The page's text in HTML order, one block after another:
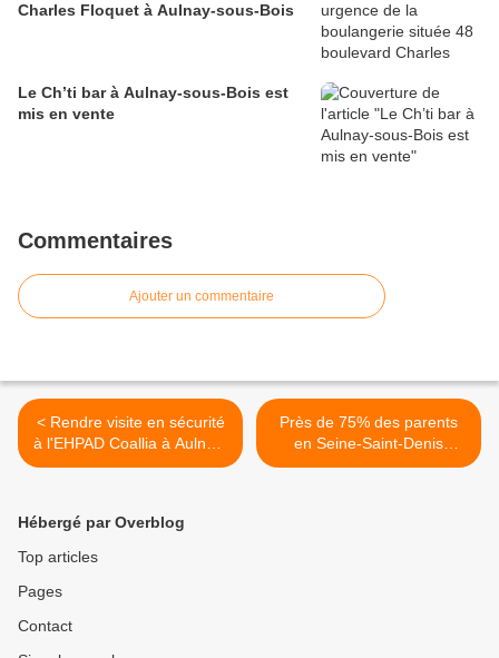
Charles Floquet à Aulnay-sous-Bois
Le Ch’ti bar à Aulnay-sous-Bois est
mis en vente
Commentaires
Ajouter un commentaire
< Rendre visite en sécurité
à l'EHPAD Coallia à Aulnay-
sous-Bois grâce aux
Près de 75% des parents
en Seine-Saint-Denis
s’opposent à un retour en
Hébergé par Overblog
Top articles
Pages
Contact